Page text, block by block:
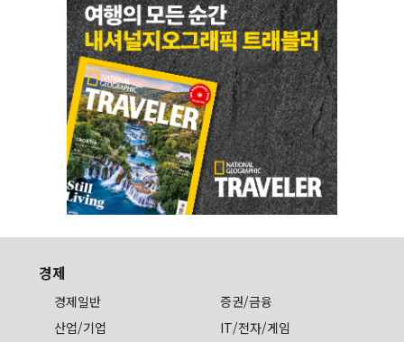
경제
경제일반
증권/금융
산업/기업
IT/전자/게임